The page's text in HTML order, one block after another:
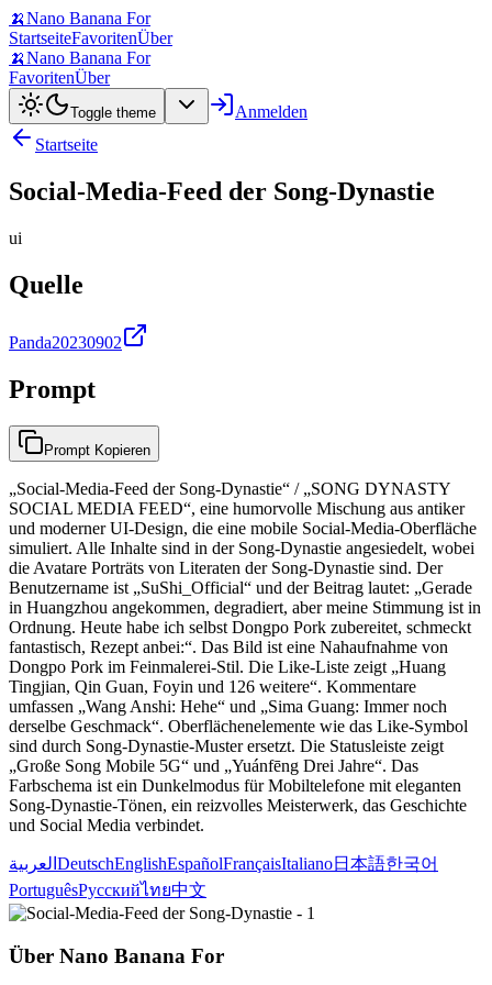
🍌Nano Banana For
StartseiteFavoritenÜber
🍌Nano Banana For
FavoritenÜber
Toggle theme
Anmelden
Startseite
Social-Media-Feed der Song-Dynastie
ui
Quelle
Panda20230902
Prompt
Prompt Kopieren
„Social-Media-Feed der Song-Dynastie“ / „SONG DYNASTY
SOCIAL MEDIA FEED“, eine humorvolle Mischung aus antiker
und moderner UI-Design, die eine mobile Social-Media-Oberfläche
simuliert. Alle Inhalte sind in der Song-Dynastie angesiedelt, wobei
die Avatare Porträts von Literaten der Song-Dynastie sind. Der
Benutzername ist „SuShi_Official“ und der Beitrag lautet: „Gerade
in Huangzhou angekommen, degradiert, aber meine Stimmung ist in
Ordnung. Heute habe ich selbst Dongpo Pork zubereitet, schmeckt
fantastisch, Rezept anbei:“. Das Bild ist eine Nahaufnahme von
Dongpo Pork im Feinmalerei-Stil. Die Like-Liste zeigt „Huang
Tingjian, Qin Guan, Foyin und 126 weitere“. Kommentare
umfassen „Wang Anshi: Hehe“ und „Sima Guang: Immer noch
derselbe Geschmack“. Oberflächenelemente wie das Like-Symbol
sind durch Song-Dynastie-Muster ersetzt. Die Statusleiste zeigt
„Große Song Mobile 5G“ und „Yuánfēng Drei Jahre“. Das
Farbschema ist ein Dunkelmodus für Mobiltelefone mit eleganten
Song-Dynastie-Tönen, ein reizvolles Meisterwerk, das Geschichte
und Social Media verbindet.
العربية DeutschEnglishEspañolFrançaisItaliano日本語한국어
PortuguêsРусскийไทย中文
Über Nano Banana For